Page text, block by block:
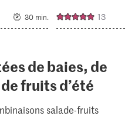
30 min. 13
de baies, de
fruits d’été
salade-fruits